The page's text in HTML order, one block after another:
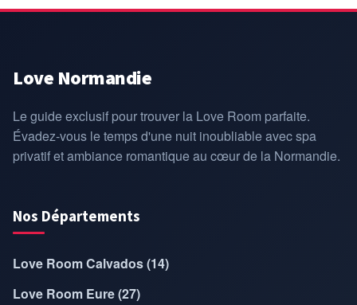
Love Normandie
Le guide exclusif pour trouver la Love Room parfaite.
Évadez-vous le temps d'une nuit inoubliable avec spa
privatif et ambiance romantique au cœur de la Normandie.
Nos Départements
Love Room Calvados (14)
Love Room Eure (27)